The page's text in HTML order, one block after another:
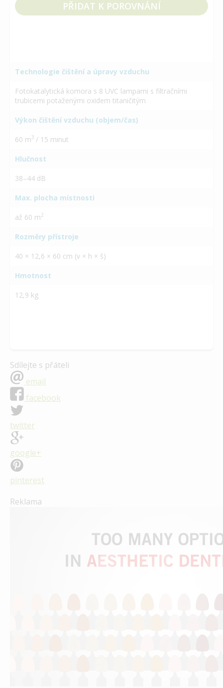
PŘIDAT K POROVNÁNÍ
Technologie čištění a úpravy vzduchu
Fotokatalytická komora s 8 UVC lampami s filtračními
trubicemi potaženými oxidem titaničitým
Výkon čištění vzduchu (objem/čas)
60 m3 / 15 minut
Hlučnost
38–44 dB
Max. plocha místnosti
až 60 m2
Rozměry přístroje
40 × 12,6 × 60 cm (v × h × š)
Hmotnost
12,9 kg
Sdílejte s přáteli
email
facebook
twitter
google+
pinterest
Reklama